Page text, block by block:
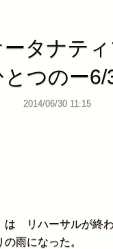
タナティ
とつのー6/
2014/06/30 11:15
は リハーサルが終
雨になった。